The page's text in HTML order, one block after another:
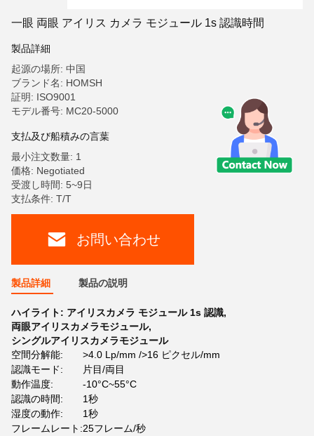
一眼 両眼 アイリス カメラ モジュール 1s 認識時間
製品詳細
起源の場所: 中国
ブランド名: HOMSH
証明: ISO9001
モデル番号: MC20-5000
支払及び船積みの言葉
最小注文数量: 1
価格: Negotiated
受渡し時間: 5~9日
支払条件: T/T
お問い合わせ
製品詳細 製品の説明
ハイライト: アイリスカメラ モジュール 1s 認識,
両眼アイリスカメラモジュール,
シングルアイリスカメラモジュール
空間分解能:
>4.0 Lp/mm />16 ピクセル/mm
認識モード:
片目/両目
動作温度:
-10°C~55°C
認識の時間:
1秒
湿度の動作:
1秒
フレームレート:25フレーム/秒